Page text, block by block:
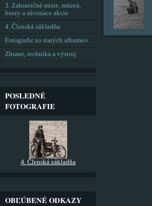
3. Zahraničné misie, múzeá,
burzy a súvisiace akcie
4. Členská základňa
Fotografie zo starých albumov
Zbrane, technika a výstroj
POSLEDNÉ
FOTOGRAFIE
4. Členská základňa
OBĽÚBENÉ ODKAZY